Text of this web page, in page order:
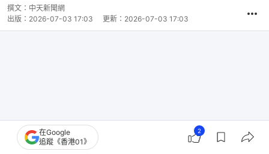
撰文： 中天新聞網
出版： 2026-07-03 17:03 更新： 2026-07-03 17:03
在Google
追蹤《香港01》
2